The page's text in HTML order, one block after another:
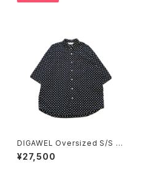
DIGAWEL Oversized S/S s
hirt (dot) Navy
¥27,500